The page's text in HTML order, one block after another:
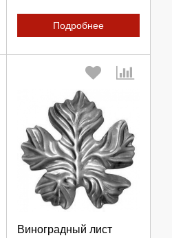
Подробнее
Виноградный лист
Выберите количество: